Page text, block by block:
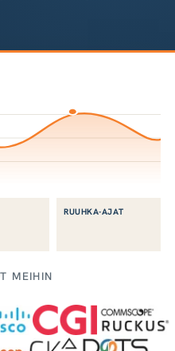
RUUHKA-AJAT
MEIHIN